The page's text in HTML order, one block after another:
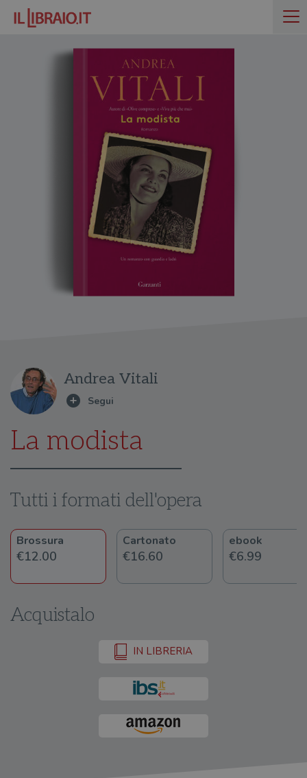
Andrea Vitali
La modista
Tutti i formati dell'opera
Brossura
€12.00
Cartonato
€16.60
ebook
€6.99
Acquistalo
IN LIBRERIA